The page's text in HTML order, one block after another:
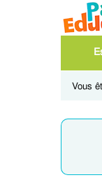
Vous